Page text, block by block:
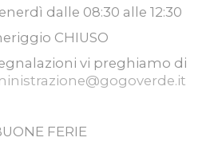
dalle 08:30 alle 12:30
CHIUSO
vi preghiamo di
FERIE